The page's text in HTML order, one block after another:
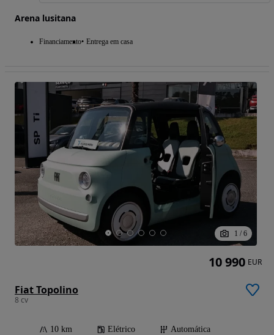
Arena lusitana
Financiamento Entrega em casa
1 / 6
Fiat Topolino
8 cv
10 km Elétrico
Automática
10 990 EUR